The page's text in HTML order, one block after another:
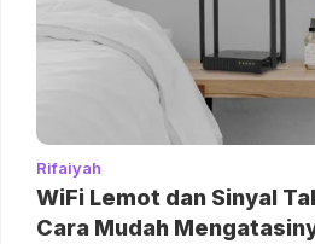
Rifaiyah
WiFi Lemot dan Sinyal
Cara Mudah